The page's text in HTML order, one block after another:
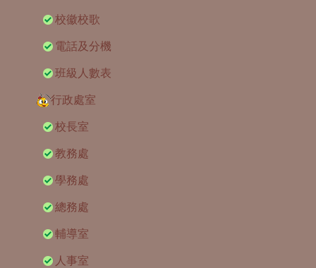
校徽校歌
電話及分機
班級人數表
行政處室
校長室
教務處
學務處
總務處
輔導室
人事室